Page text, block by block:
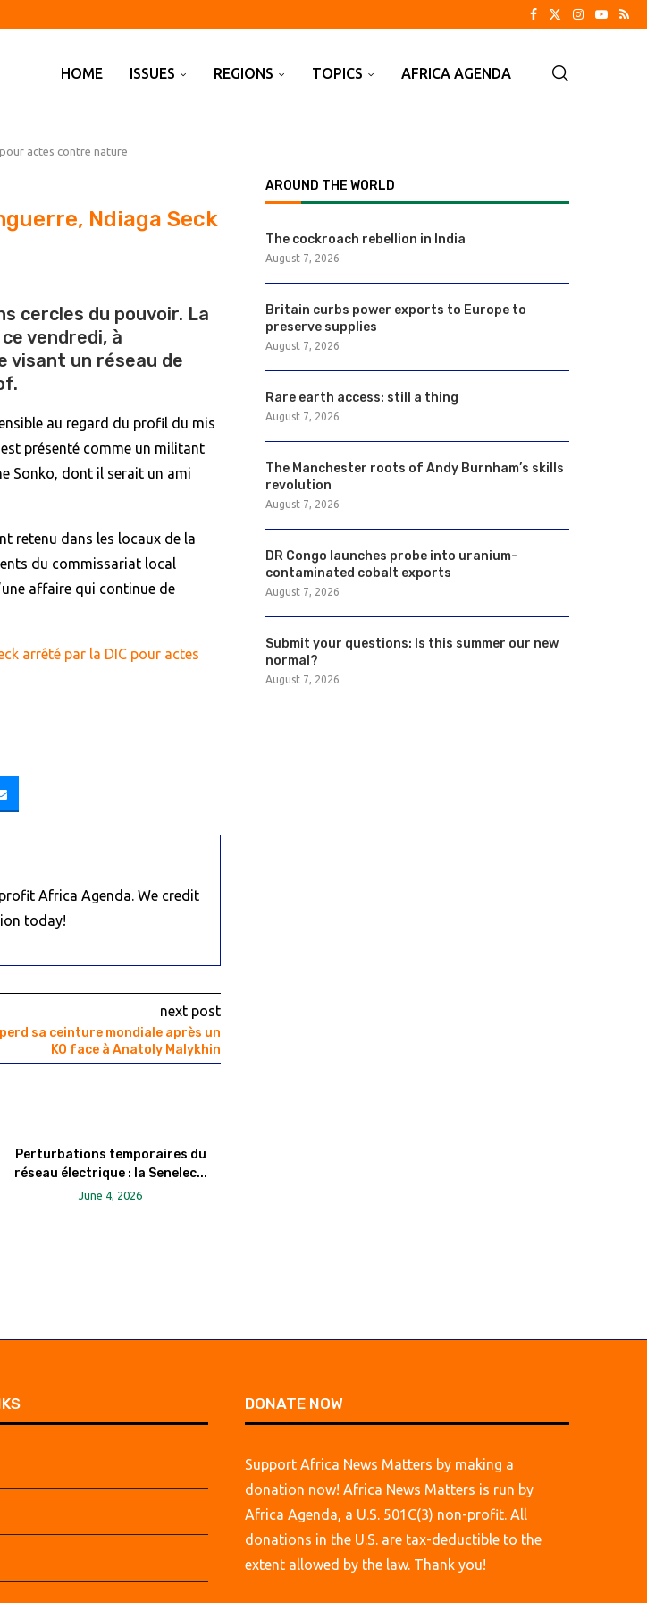
cobalt exports
HOME ISSUES REGIONS TOPICS AFRICA AGENDA
actes contre nature
Ndiaga Seck
cercles du pouvoir. La
vendredi, à
visant un réseau de
au regard du profil du mis
présenté comme un militant
Sonko, dont il serait un ami
retenu dans les locaux de la
du commissariat local
affaire qui continue de
arrêté par la DIC pour actes
Africa Agenda. We credit
today!
next post
perd sa ceinture mondiale après un
KO face à Anatoly Malykhin
Perturbations temporaires du
réseau électrique : la Senelec...
June 4, 2026
AROUND THE WORLD
The cockroach rebellion in India
August 7, 2026
Britain curbs power exports to Europe to
preserve supplies
August 7, 2026
Rare earth access: still a thing
August 7, 2026
The Manchester roots of Andy Burnham’s skills
revolution
August 7, 2026
DR Congo launches probe into uranium-
contaminated cobalt exports
August 7, 2026
Submit your questions: Is this summer our new
normal?
August 7, 2026
DONATE NOW
Support Africa News Matters by making a
donation now! Africa News Matters is run by
Africa Agenda, a U.S. 501C(3) non-profit. All
donations in the U.S. are tax-deductible to the
extent allowed by the law. Thank you!